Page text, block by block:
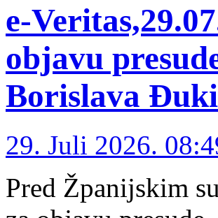
e-
objavu
Borislava
29. Juli 2026.
Pred Žpanijskim